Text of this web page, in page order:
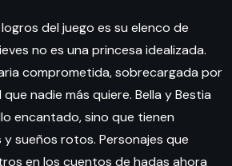
del juego es su elenco de
no es una princesa idealizada.
comprometida, sobrecargada por
nadie más quiere. Bella y Bestia
encantado, sino que tienen
sueños rotos. Personajes que
en los cuentos de hadas ahora